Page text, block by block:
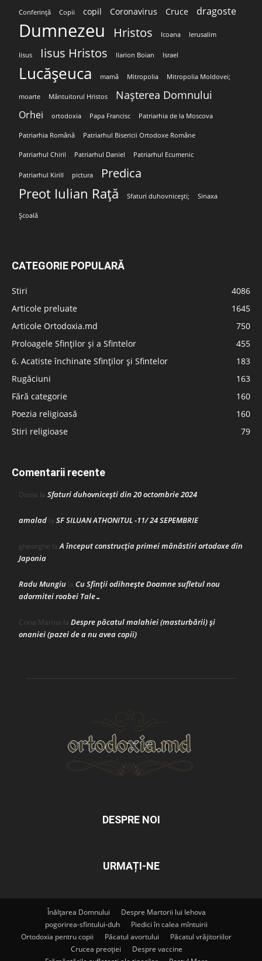
Conferință Copii copil Coronavirus Cruce dragoste
Dumnezeu Hristos Icoana Ierusalim
Iisus Iisus Hristos Ilarion Boian Israel
Lucășeuca mamă Mitropolia Mitropolia Moldovei;
moarte Mântuitorul Hristos Nașterea Domnului
Orhei ortodoxia Papa Francisc Patriarhia de la Moscova
Patriarhia Română Patriarhul Bisericii Ortodoxe Române
Patriarhul Chiril Patriarhul Daniel Patriarhul Ecumenic
Patriarhul Kirill pictura Predica
Preot Iulian Rață Sfaturi duhovnicești; Sinaxa
Școală
CATEGORIE POPULARĂ
Stiri
4086
Articole preluate
1645
Articole Ortodoxia.md
750
Proloagele Sfinților și a Sfintelor
455
6. Acatiste închinate Sfinților și Sfintelor
183
Rugăciuni
163
Fără categorie
160
Poezia religioasă
160
Stiri religioase
79
Comentarii recente
Doina la Sfaturi duhovnicești din 20 octombrie 2024
amalad la SF SILUAN ATHONITUL -11/ 24 SEPEMBRIE
gheorghe laA început construcţia primei mănăstiri ortodoxe din
Japonia
Radu Mungiu la Cu Sfinții odihnește Doamne sufletul nou
adormitei roabei Tale…
Crina Marina la Despre păcatul malahiei (masturbării) şi
onaniei (pazei de a nu avea copii)
DESPRE NOI
URMAȚI-NE
Înălțarea Domnului
Despre Martorii lui Iehova
pogorirea-sfintului-duh
Piedici în calea mîntuirii
Ortodoxia pentru copii
Păcatul avortului
Păcatul vrăjitoriilor
Crucea preoției
Despre vaccine